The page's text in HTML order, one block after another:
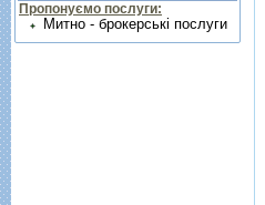
Пропонуємо послуги:
Митно - брокерські послуги